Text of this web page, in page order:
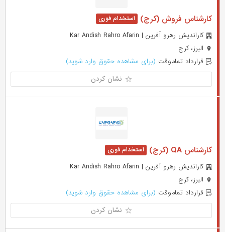
کارشناس فروش (کرج)
کاراندیش رهرو آفرین | Kar Andish Rahro Afarin
البرز، کرج
قرارداد تمام‌وقت (برای مشاهده حقوق وارد شوید)
نشان کردن
کارشناس QA (کرج)
کاراندیش رهرو آفرین | Kar Andish Rahro Afarin
البرز، کرج
قرارداد تمام‌وقت (برای مشاهده حقوق وارد شوید)
نشان کردن